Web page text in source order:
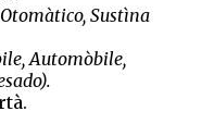
Sustìna
Automòbile,